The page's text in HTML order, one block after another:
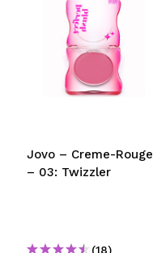
Jovo – Creme-Rouge
– 03: Twizzler
(18)